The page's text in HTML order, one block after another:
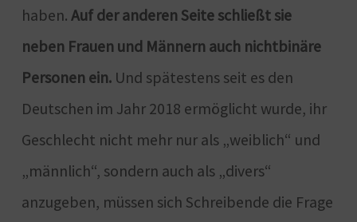
haben. Auf der anderen Seite schließt sie
neben Frauen und Männern auch nichtbinäre
Personen ein.Und spätestens seit es den
Deutschen im Jahr 2018 ermöglicht wurde, ihr
Geschlecht nicht mehr nur als „weiblich“ und
„männlich“, sondern auch als „divers“
anzugeben, müssen sich Schreibende die Frage